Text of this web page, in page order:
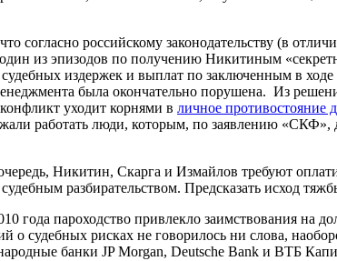
согласно российскому законодательству (в
из эпизодов по получению Никитиным
издержек и выплат по заключенным в
была окончательно порушена. Из
уходит корнями в личное противостояние
работать люди, которым, по заявлению «СКФ»,
Никитин, Скарга и Измайлов требуют
разбирательством. Предсказать исход
года пароходство привлекло заимствования на
судебных рисках не говорилось ни слова,
банки JP Morgan, Deutsche Bank и ВТБ